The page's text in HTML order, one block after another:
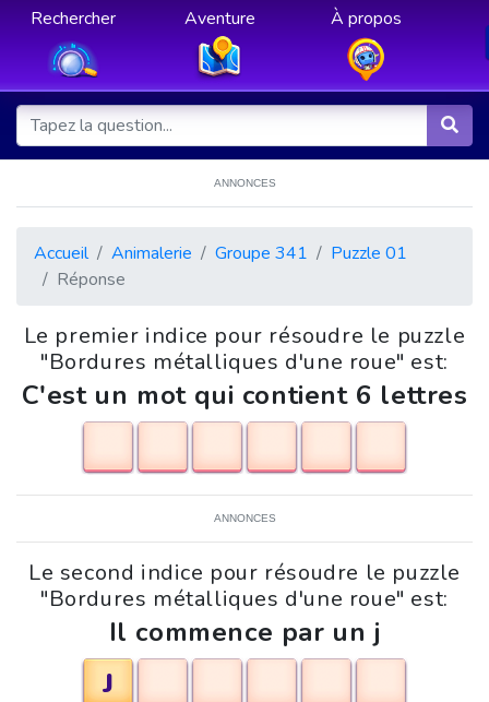
Rechercher Aventure À propos
ANNONCES
Accueil Animalerie Groupe 341
Puzzle 01
Réponse
Le premier indice pour résoudre le puzzle
"Bordures métalliques d'une roue" est:
C'est un mot qui contient 6 lettres
ANNONCES
Le second indice pour résoudre le puzzle
"Bordures métalliques d'une roue" est:
Il commence par un j
J